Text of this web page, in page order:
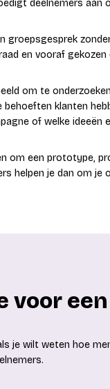
deelnemers aan
groepsgesprek
en vooraf gekozen
om te
klanten
of welke ideeën
om een prototype,
helpen je dan om je
voor
je wilt weten hoe